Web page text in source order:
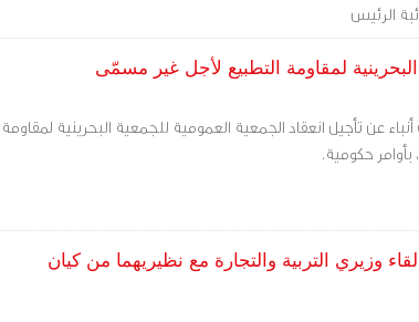
الرئيس
لمقاومة التطبيع لأجل غير مسمّى
عن تأجيل انعقاد الجمعية العمومية للجمعية البحرينية لمقاومة
بأوامر حكومية.
وزيري التربية والتجارة مع نظيريهما من كيان